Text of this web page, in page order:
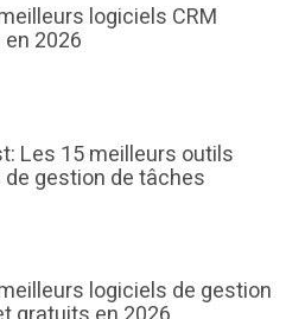
logiciels CRM
2026
Les 15 meilleurs outils
gestion de tâches
logiciels de gestion